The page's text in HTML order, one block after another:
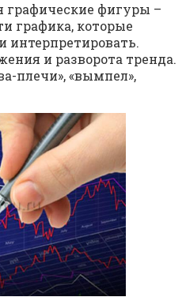
графические фигуры –
графика, которые
интерпретировать.
и разворота тренда.
плечи», «вымпел»,